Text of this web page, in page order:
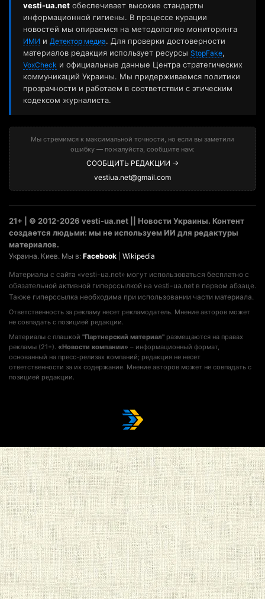
vesti-ua.net обеспечивает высокие стандарты
информационной гигиены. В процессе курации
новостей мы опираемся на методологию мониторинга
ИМИ и Детектор медиа. Для проверки достоверности
материалов редакция использует ресурсы StopFake,
VoxCheck и официальные данные Центра стратегических
коммуникаций Украины. Мы придерживаемся политики
прозрачности и работаем в соответствии с этическим
кодексом журналиста.
Мы стремимся к максимальной точности, но если вы заметили
ошибку — пожалуйста, сообщите нам:
СООБЩИТЬ РЕДАКЦИИ →
vestiua.net@gmail.com
21+ | © 2012-2026 vesti-ua.net || Новости Украины. Контент
создается людьми: мы не используем ИИ для редактуры
материалов.
Украина. Киев. Мы в: Facebook Wikipedia
Материалы с сайта «vesti-ua.net» могут использоваться бесплатно с
обязательной активной гиперссылкой на vesti-ua.net в первом абзаце.
Также гиперссылка необходима при использовании части материала.
Ответственность за рекламу несет рекламодатель. Мнение авторов может
не совпадать с позицией редакции.
Материалы с плашкой "Партнерский материал" размещаются на правах
рекламы (21+). «Новости компании» – информационный формат,
основанный на пресс-релизах компаний; редакция не несет
ответственности за их содержание. Мнение авторов может не совпадать с
позицией редакции.